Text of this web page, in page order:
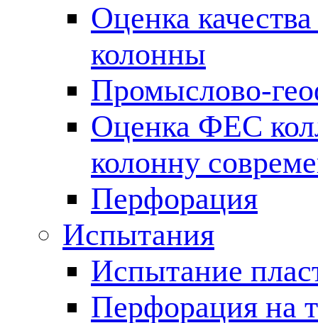
Оценка
колонны
Промыслово-
Оценка ФЕС
колонну
Перфорация
Испытания
Испытание
Перфорация на